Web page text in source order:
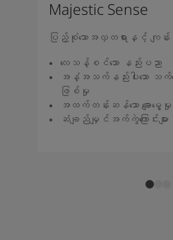
Majestic Sense
ပြည့်စုံသောအလှတရားနှင့် ကျန်
လေသန့်စင်သော နည်းပညာ
အနံ့အသက်နည်းပါးသော သက်
ဖြစ်မှု
အထက်တန်းဆန်သော ချောမွေ့မှု
ဆံချည်မျှင်အက်ကွဲကြောင်းမ